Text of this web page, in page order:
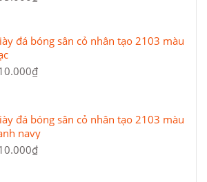
đá bóng sân cỏ nhân tạo 2103 màu
đá bóng sân cỏ nhân tạo 2103 màu
navy